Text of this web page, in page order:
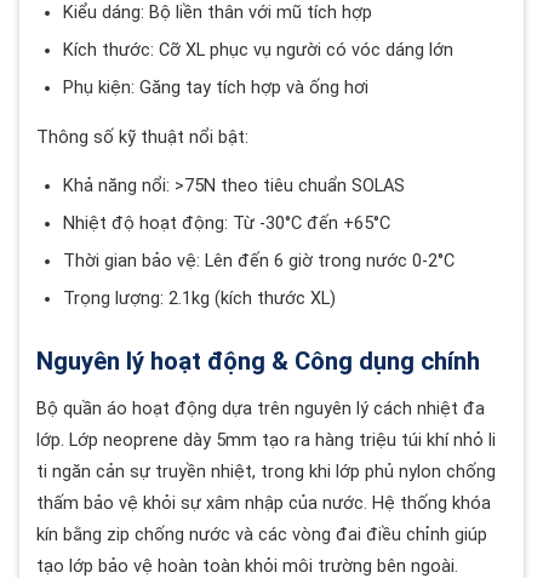
Kiểu dáng: Bộ liền thân với mũ tích hợp
Kích thước: Cỡ XL phục vụ người có vóc dáng lớn
Phụ kiện: Găng tay tích hợp và ống hơi
Thông số kỹ thuật nổi bật:
Khả năng nổi: >75N theo tiêu chuẩn SOLAS
Nhiệt độ hoạt động: Từ -30°C đến +65°C
Thời gian bảo vệ: Lên đến 6 giờ trong nước 0-2°C
Trọng lượng: 2.1kg (kích thước XL)
Nguyên lý hoạt động & Công dụng chính
Bộ quần áo hoạt động dựa trên nguyên lý cách nhiệt đa
lớp. Lớp neoprene dày 5mm tạo ra hàng triệu túi khí nhỏ li
ti ngăn cản sự truyền nhiệt, trong khi lớp phủ nylon chống
thấm bảo vệ khỏi sự xâm nhập của nước. Hệ thống khóa
kín bằng zip chống nước và các vòng đai điều chỉnh giúp
tạo lớp bảo vệ hoàn toàn khỏi môi trường bên ngoài.